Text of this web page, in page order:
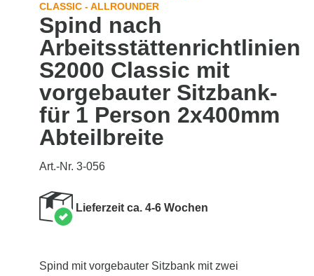
CLASSIC - ALLROUNDER
Spind nach
Arbeitsstättenrichtlinien
S2000 Classic mit
vorgebauter Sitzbank-
für 1 Person 2x400mm
Abteilbreite
Art.-Nr. 3-056
Lieferzeit ca. 4-6 Wochen
Spind mit vorgebauter Sitzbank mit zwei